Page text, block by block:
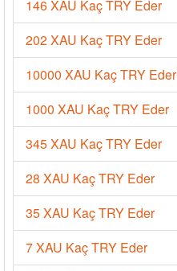
146 XAU Kaç TRY Eder
202 XAU Kaç TRY Eder
10000 XAU Kaç TRY Eder
1000 XAU Kaç TRY Eder
345 XAU Kaç TRY Eder
28 XAU Kaç TRY Eder
35 XAU Kaç TRY Eder
7 XAU Kaç TRY Eder